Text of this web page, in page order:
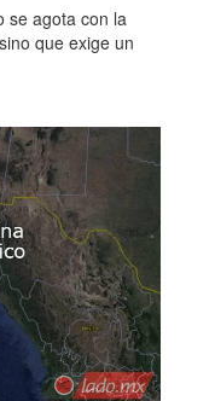
se agota con la
que exige un